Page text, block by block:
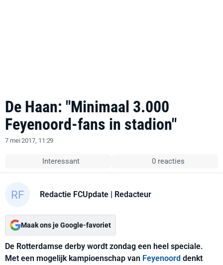
De Haan: "Minimaal 3.000
Feyenoord-fans in stadion"
7 mei 2017, 11:29
Interessant 0 reacties
Redactie FCUpdate | Redacteur
Maak ons je Google-favoriet
De Rotterdamse derby wordt zondag een heel speciale.
Met een mogelijk kampioenschap van Feyenoord denkt